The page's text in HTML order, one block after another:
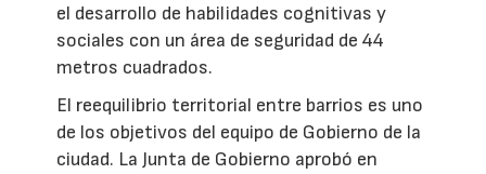
el desarrollo de habilidades cognitivas y
sociales con un área de seguridad de 44
metros cuadrados.
El reequilibrio territorial entre barrios es uno
de los objetivos del equipo de Gobierno de la
ciudad. La Junta de Gobierno aprobó en